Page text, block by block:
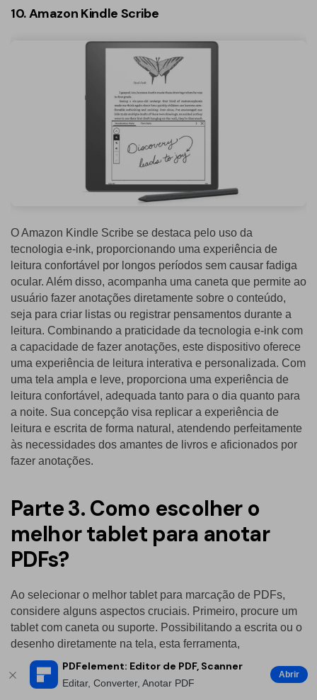
PDFelement: Editor de PDF, Scanner
Editar, Converter, Anotar PDF
Abrir
10. Amazon Kindle Scribe
O Amazon Kindle Scribe se destaca pelo uso da
tecnologia e-ink, proporcionando uma experiência de
leitura confortável por longos períodos sem causar fadiga
ocular. Além disso, acompanha uma caneta que permite ao
usuário fazer anotações diretamente sobre o conteúdo,
seja para criar listas ou registrar pensamentos durante a
leitura. Combinando a praticidade da tecnologia e-ink com
a capacidade de fazer anotações, este dispositivo oferece
uma experiência de leitura interativa e personalizada. Com
uma tela ampla e leve, proporciona uma experiência de
leitura confortável, adequada tanto para o dia quanto para
a noite. Sua concepção visa replicar a experiência de
leitura e escrita de forma natural, atendendo perfeitamente
às necessidades dos amantes de livros e aficionados por
fazer anotações.
Parte 3. Como escolher o
melhor tablet para anotar
PDFs?
Ao selecionar o melhor tablet para marcação de PDFs,
considere alguns aspectos cruciais. Primeiro, procure um
tablet com caneta ou suporte. Possibilitando a escrita ou o
desenho diretamente na tela, esta ferramenta,
assemelhando-se a uma caneta, simplifica a tarefa de
fazer anotações ou realçar dados cruciais nos seus
documentos.